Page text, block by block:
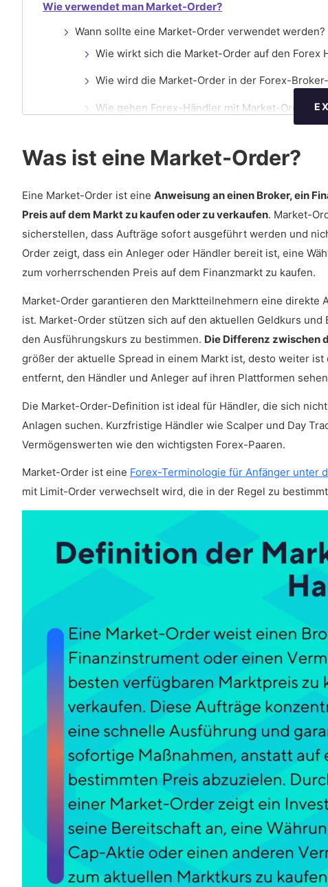
Wie verwendet man Market-Order?
Wann sollte eine Market-Order verwendet werden?
Wie wirkt sich die Market-Order auf den Forex
Wie wird die Market-Order in der Forex-
Wie gehen Forex-Händler mit Market-Order
Was ist ein Beispiel für eine Market-Order?
Garantieren Market-Orders Preise?
Was sind die Vorteile einer Market-Order?
Was sind die Beschränkungen von Market-Order?
Ist eine Market-Order gut oder schlecht?
Was ist eine Market-Order?
Eine Market-Order ist eine Anweisung an einen Broker, ein
Preis auf dem Markt zu kaufen oder zu verkaufen. Market-
sicherstellen, dass Aufträge sofort ausgeführt werden und
Order zeigt, dass ein Anleger oder Händler bereit ist, eine
zum vorherrschenden Preis auf dem Finanzmarkt zu kaufen.
Market-Order garantieren den Marktteilnehmern eine
ist. Market-Order stützen sich auf den aktuellen Geldkurs
den Ausführungskurs zu bestimmen. Die Differenz zwischen
größer der aktuelle Spread in einem Markt ist, desto weiter
entfernt, den Händler und Anleger auf ihren Plattformen
Die Market-Order-Definition ist ideal für Händler, die sich
Anlagen suchen. Kurzfristige Händler wie Scalper und Day
Vermögenswerten wie den wichtigsten Forex-Paaren.
Market-Order ist eine Forex-Terminologie für Anfänger unter
mit Limit-Order verwechselt wird, die in der Regel zu